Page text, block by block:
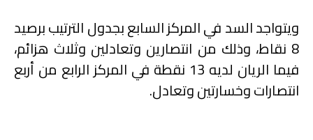
ويتواجد السد في المركز السابع بجدول الترتيب برصيد
8 نقاط، وذلك من انتصارين وتعادلين وثلاث هزائم،
فيما الريان لديه 13 نقطة في المركز الرابع من أربع
انتصارات وخسارتين وتعادل.